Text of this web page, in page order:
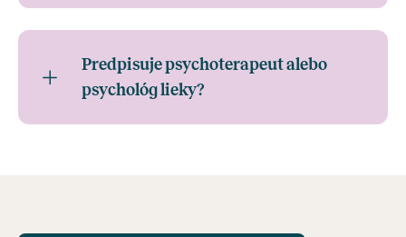
Predpisuje psychoterapeut alebo
psychológ lieky?